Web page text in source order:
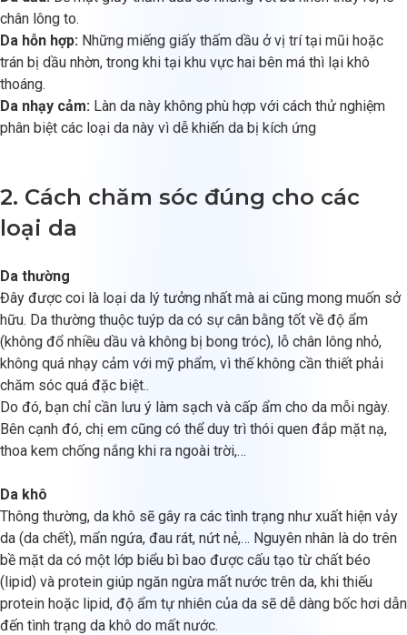
chân lông to.
Da hỗn hợp: Những miếng giấy thấm dầu ở vị trí tại mũi hoặc
trán bị dầu nhờn, trong khi tại khu vực hai bên má thì lại khô
thoáng.
Da nhạy cảm: Làn da này không phù hợp với cách thử nghiệm
phân biệt các loại da này vì dễ khiến da bị kích ứng
2. Cách chăm sóc đúng cho các
loại da
Da thường
Đây được coi là loại da lý tưởng nhất mà ai cũng mong muốn sở
hữu. Da thường thuộc tuýp da có sự cân bằng tốt về độ ẩm
(không đổ nhiều dầu và không bị bong tróc), lỗ chân lông nhỏ,
không quá nhạy cảm với mỹ phẩm, vì thế không cần thiết phải
chăm sóc quá đặc biệt..
Do đó, bạn chỉ cần lưu ý làm sạch và cấp ẩm cho da mỗi ngày.
Bên cạnh đó, chị em cũng có thể duy trì thói quen đắp mặt nạ,
thoa kem chống nắng khi ra ngoài trời,…
Da khô
Thông thường, da khô sẽ gây ra các tình trạng như xuất hiện vảy
da (da chết), mẩn ngứa, đau rát, nứt nẻ,… Nguyên nhân là do trên
bề mặt da có một lớp biểu bì bao được cấu tạo từ chất béo
(lipid) và protein giúp ngăn ngừa mất nước trên da, khi thiếu
protein hoặc lipid, độ ẩm tự nhiên của da sẽ dễ dàng bốc hơi dẫn
đến tình trạng da khô do mất nước.